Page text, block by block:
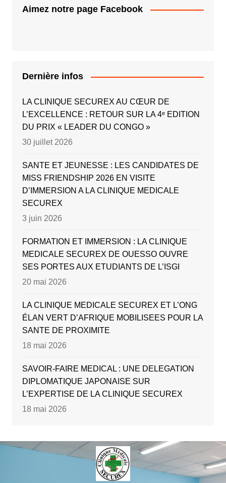
Aimez notre page Facebook
Dernière infos
LA CLINIQUE SECUREX AU CŒUR DE
L’EXCELLENCE : RETOUR SUR LA 4ᵉ EDITION
DU PRIX « LEADER DU CONGO »
30 juillet 2026
SANTE ET JEUNESSE : LES CANDIDATES DE
MISS FRIENDSHIP 2026 EN VISITE
D’IMMERSION A LA CLINIQUE MEDICALE
SECUREX
3 juin 2026
FORMATION ET IMMERSION : LA CLINIQUE
MEDICALE SECUREX DE OUESSO OUVRE
SES PORTES AUX ETUDIANTS DE L’ISGI
20 mai 2026
LA CLINIQUE MEDICALE SECUREX ET L’ONG
ÉLAN VERT D’AFRIQUE MOBILISEES POUR LA
SANTE DE PROXIMITE
18 mai 2026
SAVOIR-FAIRE MEDICAL : UNE DELEGATION
DIPLOMATIQUE JAPONAISE SUR
L’EXPERTISE DE LA CLINIQUE SECUREX
18 mai 2026